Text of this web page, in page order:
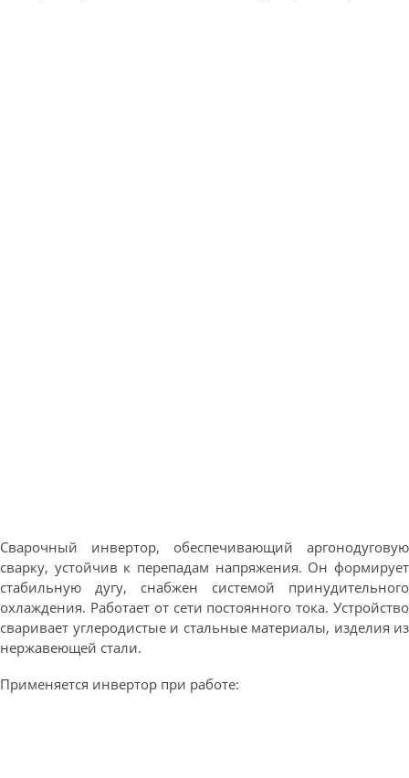
Сварочный инвертор, обеспечивающий аргонодуговую
сварку, устойчив к перепадам напряжения. Он формирует
стабильную дугу, снабжен системой принудительного
охлаждения. Работает от сети постоянного тока. Устройство
сваривает углеродистые и стальные материалы, изделия из
нержавеющей стали.
Применяется инвертор при работе: